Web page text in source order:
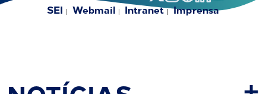
SEI | Webmail | Intranet | Imprensa